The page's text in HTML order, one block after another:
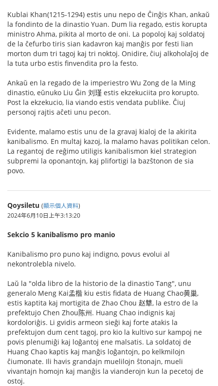
Kublai Khan(1215-1294) estis unu nepo de Ĉinĝis Khan, ankaŭ
la fondinto de la dinastio Yuan. Dum lia regado, estis korupta
ministro Ahma, pikita al morto de oni. La popoloj kaj soldatoj
de la ĉefurbo tiris sian kadavron kaj manĝis por festi lian
morton dum tri tagoj kaj tri noktoj. Onidire, ĉiuj alkoholaĵoj de
la tuta urbo estis finvendita pro la festo.
Ankaŭ en la regado de la imperiestro Wu Zong de la Ming
dinastio, eŭnuko Liu Ĝin 刘瑾 estis ekzekuciita pro korupto.
Post la ekzekucio, lia viando estis vendata publike. Ĉiuj
personoj rajtis aĉeti unu pecon.
Evidente, malamo estis unu de la gravaj kialoj de la akirita
kanibalismo. En multaj kazoj, la malamo havas politikan celon.
La regantoj de reĝimo utiligis kanibalismon kiel strategion
subpremi la oponantojn, kaj plifortigi la bazŝtonon de sia
povo.
Qoysiletu (顯示個人資料)
2024年6月10日上午3:13:20
Sekcio 5 kanibalismo pro manio
Kanibalismo pro puno kaj indigno, povus evolui al
nekontrolebla nivelo.
Laŭ la "olda libro de la historio de la dinastio Tang", unu
generalo Meng Kai孟楷 kiu estis fidata de Huang Chao黄巢,
estis kaptita kaj mortigita de Zhao Chou 赵犨, la estro de la
prefektujo Chen Zhou陈州. Huang Chao indignis kaj
kordoloriĝis. Li gvidis armeon sieĝi kaj forte atakis la
prefektujon dum cent tagoj, pro kio la kultivo sur kampoj ne
povis plenumiĝi kaj loĝantoj ene malsatis. La soldatoj de
Huang Chao kaptis kaj manĝis loĝantojn, po kelkmilojn
ĉiumonate. Ili havis grandajn muelilojn ŝtonajn, mueli
vivantajn homojn kaj manĝis la vianderojn kun la pecetoj de
ostoj.